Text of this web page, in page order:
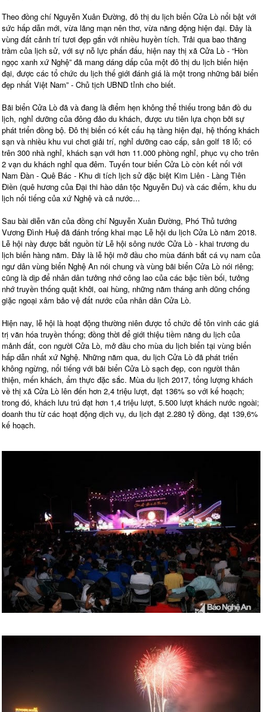
Theo đồng chí Nguyễn Xuân Đường, đô thị du lịch biển Cửa Lò nổi bật với
sức hấp dẫn mới, vừa lãng mạn nên thơ, vừa năng động hiện đại. Đây là
vùng đất cảnh trí tươi đẹp gắn với nhiều huyền tích. Trải qua bao thăng
trầm của lịch sử, với sự nỗ lực phấn đấu, hiện nay thị xã Cửa Lò - “Hòn
ngọc xanh xứ Nghệ” đã mang dáng dấp của một đô thị du lịch biển hiện
đại, được các tổ chức du lịch thế giới đánh giá là một trong những bãi biển
đẹp nhất Việt Nam” - Chủ tịch UBND tỉnh cho biết.
Bãi biển Cửa Lò đã và đang là điểm hẹn không thể thiếu trong bản đồ du
lịch, nghỉ dưỡng của đông đảo du khách, được ưu tiên lựa chọn bởi sự
phát triển đồng bộ. Đô thị biển có kết cấu hạ tầng hiện đại, hệ thống khách
sạn và nhiều khu vui chơi giải trí, nghỉ dưỡng cao cấp, sân golf 18 lỗ; có
trên 300 nhà nghỉ, khách sạn với hơn 11.000 phòng nghỉ, phục vụ cho trên
2 vạn du khách nghỉ qua đêm. Tuyến tour biển Cửa Lò còn kết nối với
Nam Đàn - Quê Bác - Khu di tích lịch sử đặc biệt Kim Liên - Làng Tiên
Điền (quê hương của Đại thi hào dân tộc Nguyễn Du) và các điểm, khu du
lịch nổi tiếng của xứ Nghệ và cả nước...
Sau bài diễn văn của đồng chí Nguyễn Xuân Đường, Phó Thủ tướng
Vương Đình Huệ đã đánh trống khai mạc Lễ hội du lịch Cửa Lò năm 2018.
Lễ hội này được bắt nguồn từ Lễ hội sông nước Cửa Lò - khai trương du
lịch biển hàng năm. Đây là lễ hội mở đầu cho mùa đánh bắt cá vụ nam của
ngư dân vùng biển Nghệ An nói chung và vùng bãi biển Cửa Lò nói riêng;
cũng là dịp để nhân dân tưởng nhớ công lao của các bậc tiền bối, tưởng
nhớ truyền thống quật khởi, oai hùng, những năm tháng anh dũng chống
giặc ngoại xâm bảo vệ đất nước của nhân dân Cửa Lò.
Hiện nay, lễ hội là hoạt động thường niên được tổ chức để tôn vinh các giá
trị văn hóa truyền thống; đồng thời để giới thiệu tiềm năng du lịch của
mảnh đất, con người Cửa Lò, mở đầu cho mùa du lịch biển tại vùng biển
hấp dẫn nhất xứ Nghệ. Những năm qua, du lịch Cửa Lò đã phát triển
không ngừng, nổi tiếng với bãi biển Cửa Lò sạch đẹp, con người thân
thiện, mến khách, ẩm thực đặc sắc. Mùa du lịch 2017, tổng lượng khách
về thị xã Cửa Lò lên đến hơn 2,4 triệu lượt, đạt 136% so với kế hoạch;
trong đó, khách lưu trú đạt hơn 1,4 triệu lượt, 5.500 lượt khách nước ngoài;
doanh thu từ các hoạt động dịch vụ, du lịch đạt 2.280 tỷ đồng, đạt 139,6%
kế hoạch.